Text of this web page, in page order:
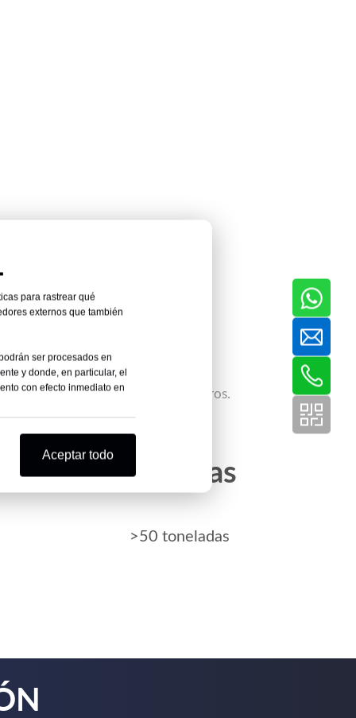
ponerse en contacto con nosotros.
>20 días
>50 toneladas
para rastrear qué
externos que también
ser procesados ​​en
y donde, en particular, el
con efecto inmediato en
Aceptar todo